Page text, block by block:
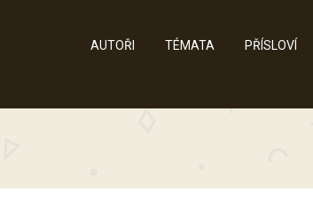
AUTOŘI TÉMATA PŘÍSLOVÍ